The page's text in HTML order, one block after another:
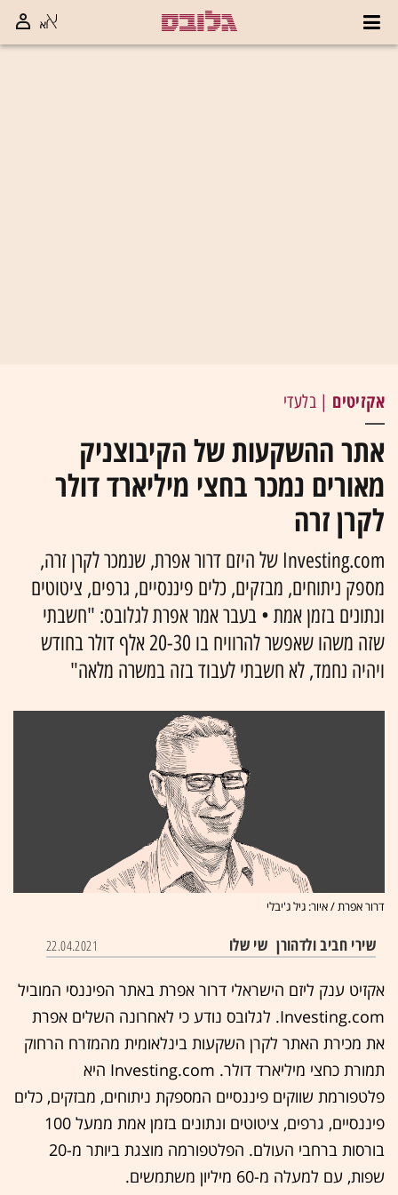
אקזיטים | בלעדי
אתר ההשקעות של הקיבוצניק
מאורים נמכר בחצי מיליארד דולר
לקרן זרה
Investing.com של היזם דרור אפרת, שנמכר לקרן זרה,
מספק ניתוחים, מבזקים, כלים פיננסיים, גרפים, ציטוטים
ונתונים בזמן אמת • בעבר אמר אפרת לגלובס: "חשבתי
שזה משהו שאפשר להרוויח בו 20-30 אלף דולר בחודש
ויהיה נחמד, לא חשבתי לעבוד בזה במשרה מלאה"
דרור אפרת / איור: גיל ג'יבלי
שירי חביב ולדהורן שי שלו 22.04.2021
אקזיט ענק ליזם הישראלי דרור אפרת באתר הפיננסי המוביל
Investing.com. לגלובס נודע כי לאחרונה השלים אפרת
את מכירת האתר לקרן השקעות בינלאומית מהמזרח הרחוק
תמורת כחצי מיליארד דולר. Investing.com היא
פלטפורמת שווקים פיננסיים המספקת ניתוחים, מבזקים, כלים
פיננסיים, גרפים, ציטוטים ונתונים בזמן אמת ממעל 100
בורסות ברחבי העולם. הפלטפורמה מוצגת ביותר מ-20
שפות, עם למעלה מ-60 מיליון משתמשים.